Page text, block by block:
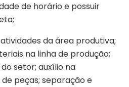
de horário e possuir
da área produtiva;
na linha de produção;
setor; auxílio na
peças; separação e